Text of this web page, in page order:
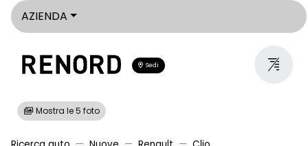
AZIENDA
Sedi
Mostra le 5 foto